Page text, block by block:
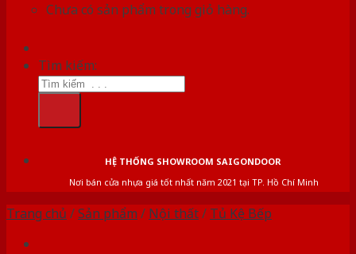
Chưa có sản phẩm trong giỏ hàng.
Tìm kiếm:
HỆ THỐNG SHOWROOM SAIGONDOOR
Nơi bán cửa nhựa giá tốt nhất năm 2021 tại TP. Hồ Chí Minh
Trang chủ /Sản phẩm / Nội thất/ Tủ Kệ Bếp